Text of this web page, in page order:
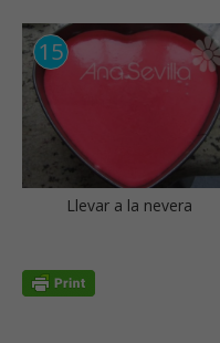
Llevar a la nevera